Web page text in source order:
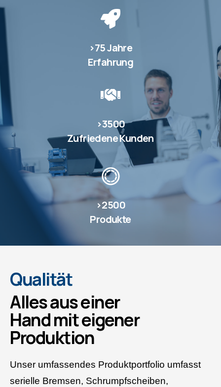
>75 Jahre
Erfahrung
>3500
Zufriedene Kunden
>2500
Produkte
Qualität
Alles aus einer
Hand mit eigener
Produktion
Unser umfassendes Produktportfolio umfasst
serielle Bremsen, Schrumpfscheiben,